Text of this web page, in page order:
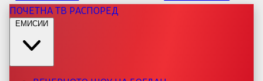
ПОЧЕТНАТВ РАСПОРЕД
ЕМИСИИ